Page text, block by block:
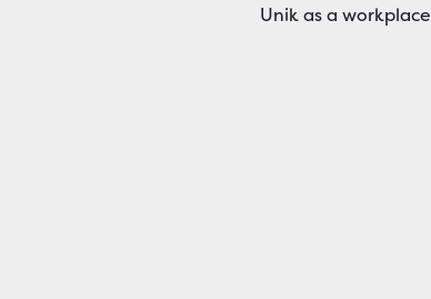
Unik as a workplace